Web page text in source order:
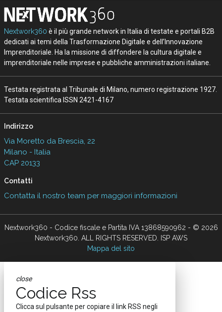
Nextwork360 è il più grande network in Italia di testate e portali B2B
dedicati ai temi della Trasformazione Digitale e dell’Innovazione
Imprenditoriale. Ha la missione di diffondere la cultura digitale e
imprenditoriale nelle imprese e pubbliche amministrazioni italiane.
Testata registrata al Tribunale di Milano, numero registrazione 1927.
Testata scientifica ISSN 2421-4167
Indirizzo
Via Moretto da Brescia, 22
Milano - Italia
CAP 20133
Contatti
Contatta il nostro team per maggiori informazioni
Nextwork360 - Codice fiscale e Partita IVA 13868590962 - © 2026
Nextwork360. ALL RIGHTS RESERVED. ISP AWS
Mappa del sito
close
Codice Rss
Clicca sul pulsante per copiare il link RSS negli